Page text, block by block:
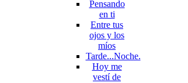
Pensando
en ti
Entre tus
ojos y los
míos
Tarde...Noche.
Hoy me
vestí de